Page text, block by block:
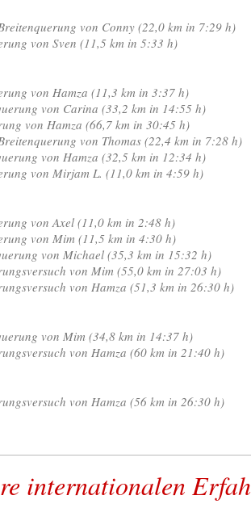
von Conny (22,0 km in 7:29 h)
von Sven (11,5 km in 5:33 h)
von Hamza (11,3 km in 3:37 h)
von Carina (33,2 km in 14:55 h)
von Hamza (66,7 km in 30:45 h)
von Thomas (22,4 km in 7:28 h)
von Hamza (32,5 km in 12:34 h)
von Mirjam L. (11,0 km in 4:59 h)
von Axel (11,0 km in 2:48 h)
von Mim (11,5 km in 4:30 h)
von Michael (35,3 km in 15:32 h)
von Mim (55,0 km in 27:03 h)
von Hamza (51,3 km in 26:30 h)
von Mim (34,8 km in 14:37 h)
von Hamza (60 km in 21:40 h)
von Hamza (56 km in 26:30 h)
internationalen